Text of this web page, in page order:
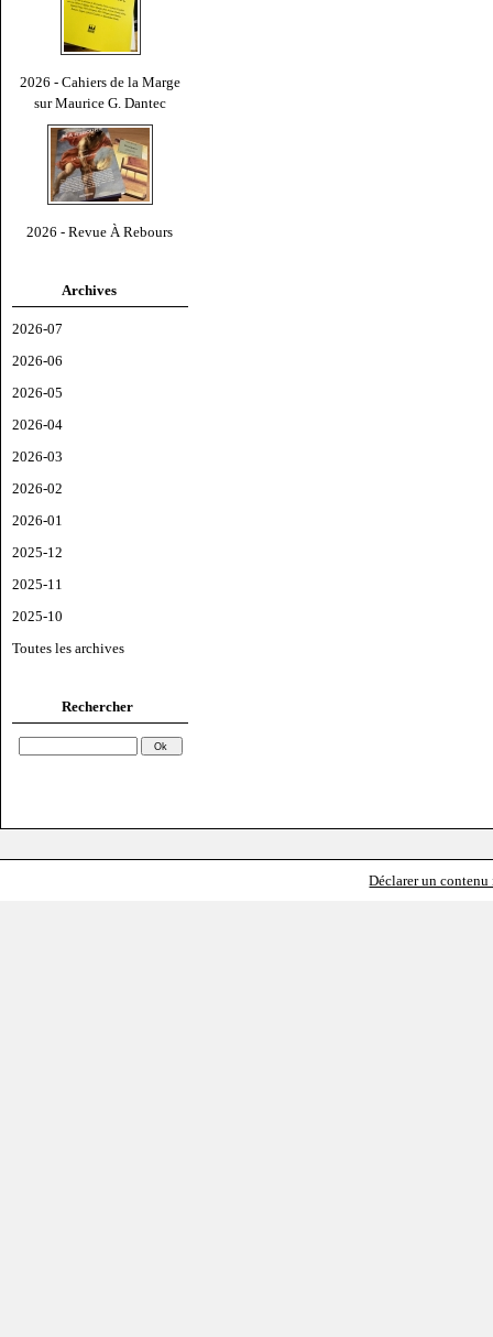
2026 - Cahiers de la Marge
sur Maurice G. Dantec
2026 - Revue À Rebours
Archives
2026-07
2026-06
2026-05
2026-04
2026-03
2026-02
2026-01
2025-12
2025-11
2025-10
Toutes les archives
Rechercher
Déclarer un